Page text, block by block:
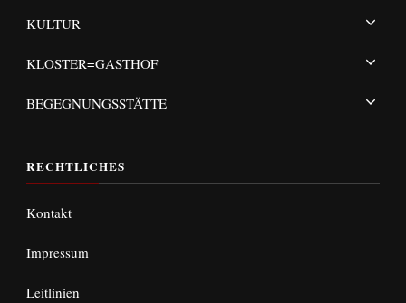
KULTUR
KLOSTER=GASTHOF
BEGEGNUNGSSTÄTTE
RECHTLICHES
Kontakt
Impressum
Leitlinien